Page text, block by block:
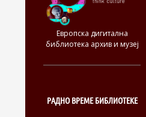
Европска дигитална
библиотека архив и музеј
РАДНО ВРЕМЕ БИБЛИОТЕКЕ